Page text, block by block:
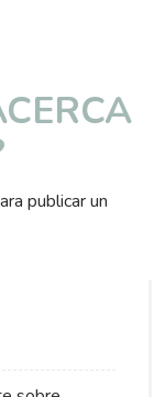
publicar un